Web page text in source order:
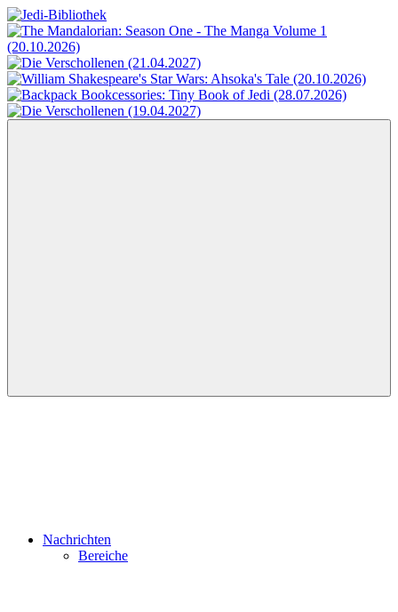
Zum
Inhalt
springen
Jedi-
Bibliothek
Das
Portal
für
Star
Wars-
Literatur
Nachrichten
Bereiche